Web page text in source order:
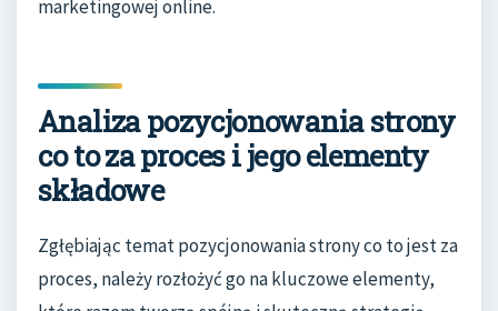
marketingowej online.
Analiza pozycjonowania strony
co to za proces i jego elementy
składowe
Zgłębiając temat pozycjonowania strony co to jest za
proces, należy rozłożyć go na kluczowe elementy,